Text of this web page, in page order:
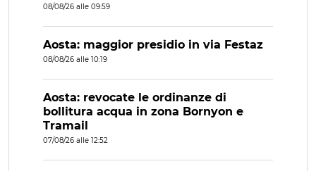
08/08/26 alle 09:59
Aosta: maggior presidio in via Festaz
08/08/26 alle 10:19
Aosta: revocate le ordinanze di
bollitura acqua in zona Bornyon e
Tramail
07/08/26 alle 12:52